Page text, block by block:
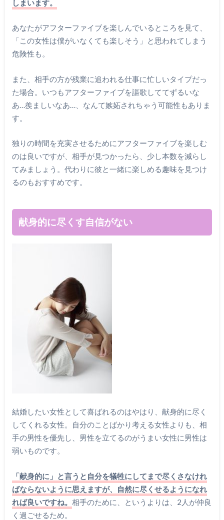
しまいます。
あなたがアフターファイブを楽しんでいるところを見て、
「この女性は僕がいなくても楽しそう」と思われてしまう
危険性も。
また、相手の方が残業に追われる仕事に忙しいタイプだっ
た場合。いつもアフターファイブを謳歌しててずるいな
あ…羨ましいなあ…、なんて嫉妬されちゃう可能性もありま
す。
独りの時間を充実させるためにアフターファイブを楽しむ
のは良いですが、相手が見つかったら、少し本数を減らし
てみましょう。代わりに彼と一緒に楽しめる趣味を見つけ
るのもおすすめです。
献身的に尽くす自信がない
結婚したい女性として喜ばれるのはやはり、献身的に尽く
してくれる女性。自分のことばかり考える女性よりも、相
手の男性を優先し、男性を立てるのがうまい女性に男性は
弱いものです。
「献身的に」と言うと自分を犠牲にしてまで尽くさなけれ
ばならないように思えますが、自然に尽くせるようになれ
れば良いですね。 相手のために、というよりは、2人が仲良
く過ごせるため。